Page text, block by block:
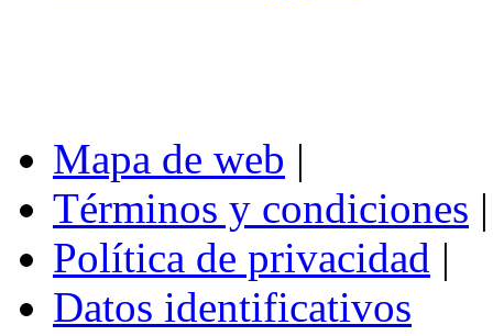
Mapa de web |
Términos y condiciones |
Política de privacidad |
Datos identificativos